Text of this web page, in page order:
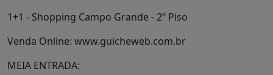
1+1 - Shopping Campo Grande - 2º Piso
Venda Online: www.guicheweb.com.br
MEIA ENTRADA: